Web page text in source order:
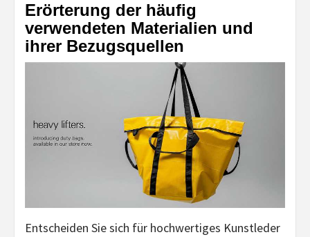
Erörterung der häufig
verwendeten Materialien und
ihrer Bezugsquellen
Entscheiden Sie sich für hochwertiges Kunstleder